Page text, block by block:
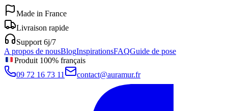
Made in France
Livraison rapide
Support 6j/7
A propos de nousBlogInspirationsFAQGuide de pose
Produit 100% français
09 72 16 73 11
contact@auramur.fr